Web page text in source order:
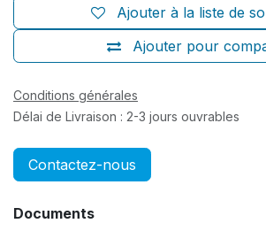
Ajouter pour
Ajouter à la liste de
Conditions générales
Délai de Livraison : 2-3 jours ouvrables
Contactez-nous
Documents